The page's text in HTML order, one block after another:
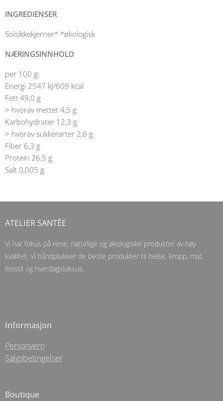
INGREDIENSER
Solsikkekjerner* *økologisk
NÆRINGSINNHOLD
per 100 g:
Energi 2547 kJ/609 kcal
Fett 49,0 g
> hvorav mettet 4,5 g
Karbohydrater 12,3 g
> hvorav sukkerarter 2,6 g
Fiber 6,3 g
Protein 26,5 g
Salt 0,005 g
ATELIER SANTĒE
Vi har fokus på rene, naturlige og økologiske produkter av høy
kvalitet. Vi håndplukker de beste produkter til helse, kropp, mat,
livsstil og hverdagsluksus.
Informasjon
Personvern
Salgsbetingelser
Boutique